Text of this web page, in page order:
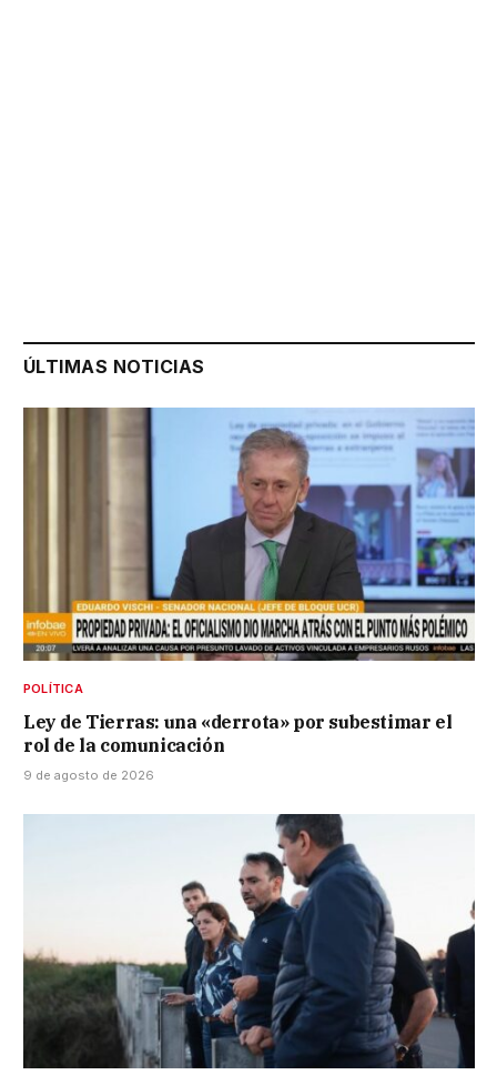
ÚLTIMAS NOTICIAS
POLÍTICA
Ley de Tierras: una «derrota» por subestimar el
rol de la comunicación
9 de agosto de 2026